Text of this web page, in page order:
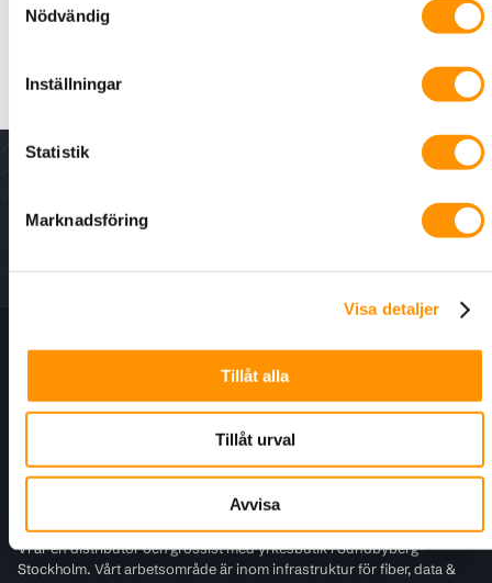
Nödvändig
Inställningar
Statistik
Marknadsföring
Visa detaljer
Tillåt alla
Tillåt urval
Avvisa
endast 12mm. Jordat, snabbanslutning, petskyddat för
infällt montage i 1,5-modul apparatdosa. Med två neutrala
ram. Antracit
Infralogic
Vi är en distributör och grossist med yrkesbutik i Sundbyberg-
Stockholm. Vårt arbetsområde är inom infrastruktur för fiber, data &
Information
Kundtjänst